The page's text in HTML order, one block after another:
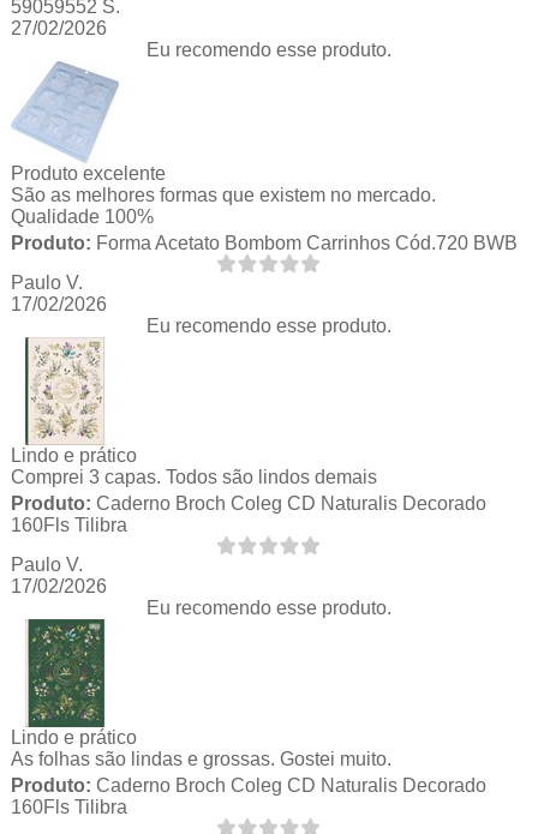
59059552 S.
27/02/2026
Eu recomendo esse produto.
Produto excelente
São as melhores formas que existem no mercado.
Qualidade 100%
Produto: Forma Acetato Bombom Carrinhos Cód.720 BWB
Paulo V.
17/02/2026
Eu recomendo esse produto.
Lindo e prático
Comprei 3 capas. Todos são lindos demais
Produto: Caderno Broch Coleg CD Naturalis Decorado
160Fls Tilibra
Paulo V.
17/02/2026
Eu recomendo esse produto.
Lindo e prático
As folhas são lindas e grossas. Gostei muito.
Produto: Caderno Broch Coleg CD Naturalis Decorado
160Fls Tilibra